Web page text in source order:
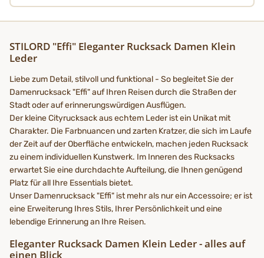
STILORD "Effi" Eleganter Rucksack Damen Klein
Leder
Liebe zum Detail, stilvoll und funktional - So begleitet Sie der
Damenrucksack "Effi" auf Ihren Reisen durch die Straßen der
Stadt oder auf erinnerungswürdigen Ausflügen.
Der kleine Cityrucksack aus echtem Leder ist ein Unikat mit
Charakter. Die Farbnuancen und zarten Kratzer, die sich im Laufe
der Zeit auf der Oberfläche entwickeln, machen jeden Rucksack
zu einem individuellen Kunstwerk. Im Inneren des Rucksacks
erwartet Sie eine durchdachte Aufteilung, die Ihnen genügend
Platz für all Ihre Essentials bietet.
Unser Damenrucksack "Effi" ist mehr als nur ein Accessoire; er ist
eine Erweiterung Ihres Stils, Ihrer Persönlichkeit und eine
lebendige Erinnerung an Ihre Reisen.
Eleganter Rucksack Damen Klein Leder - alles auf
einen Blick